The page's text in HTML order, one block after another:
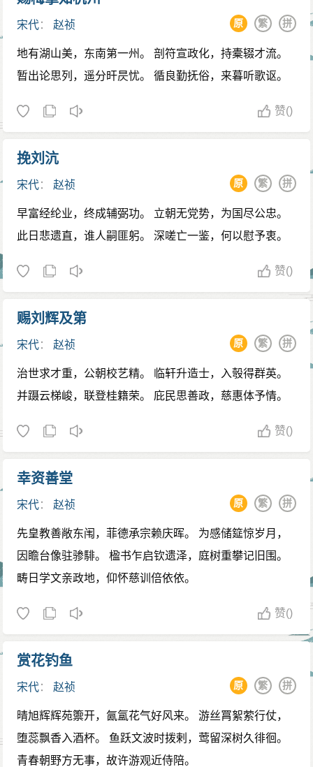
加重，天天大呼“皇后与张茂则谋大逆”等等。宰相文彦
博、富弼等人负责全权处理朝廷内外大事，并组织京城
百官在一些大寺院、道观进行祈祷活动。二月，赵祯逐
赵祯驾崩的消息传出后，“京师罢市巷哭，数日不绝，虽
乞丐与小儿，皆焚纸钱哭于大内之前”。
赵祯驾崩的消息传到洛阳时，市民们也自动停市哀
悼，焚烧纸钱的烟雾飘满了洛阳城的上空，以致“天日无
前往四川出差，路经剑阁，看见山沟里的妇女们也头戴
赵祯驾崩的讣告送到辽国后，“燕境之人无远近皆
哭”，辽道宗耶律洪基也大吃一惊，冲上来抓住宋朝使者
的手号啕痛哭，说：“四十二年不识兵革矣。”又说：“我要
给他建一个衣冠冢，寄托哀思。”此后，辽国历代皇帝“奉
宋代：赵祯 拼
繁
原
地有湖山美，东南第一州。 剖符宣政化，持橐辍才流。
暂出论思列，遥分旰昃忧。 循良勤抚俗，来暮听歌讴。
赞()
挽刘沆
宋代：赵祯 拼
繁
原
早富经纶业，终成辅弼功。 立朝无党势，为国尽公忠。
此日悲遗直，谁人嗣匪躬。 深嗟亡一鉴，何以慰予衷。
赞()
赐刘辉及第
宋代：赵祯 拼
繁
原
治世求才重，公朝校艺精。 临轩升造士，入彀得群英。
并蹑云梯峻，联登桂籍荣。 庇民思善政，慈惠体予情。
赞()
幸资善堂
宋代：赵祯 拼
繁
原
先皇教善敞东闱，菲德承宗赖庆晖。 为感储筵惊岁月，
因瞻台像驻骖騑。 楹书乍启钦遗泽，庭树重攀记旧围。
畴日学文亲政地，仰怀慈训倍依依。
赞()
赏花钓鱼
宋代：赵祯 拼
繁
原
晴旭辉辉苑籞开，氤氲花气好风来。 游丝罥絮萦行仗，
堕蕊飘香入酒杯。 鱼跃文波时拨剌，莺留深树久徘徊。
青春朝野方无事，故许游观近侍陪。